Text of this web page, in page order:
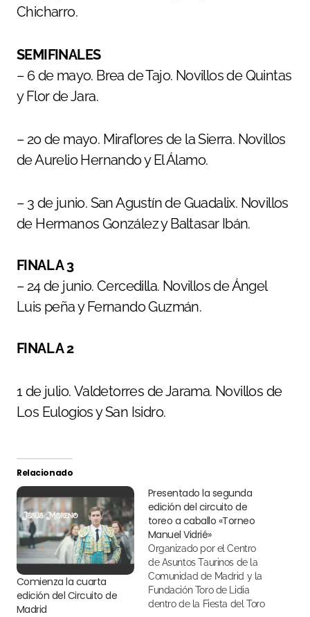
Chicharro.
SEMIFINALES
– 6 de mayo. Brea de Tajo. Novillos de Quintas
y Flor de Jara.
– 20 de mayo. Miraflores de la Sierra. Novillos
de Aurelio Hernando y El Álamo.
– 3 de junio. San Agustín de Guadalix. Novillos
de Hermanos González y Baltasar Ibán.
FINAL A 3
– 24 de junio. Cercedilla. Novillos de Ángel
Luis peña y Fernando Guzmán.
FINAL A 2
1 de julio. Valdetorres de Jarama. Novillos de
Los Eulogios y San Isidro.
Relacionado
Comienza la cuarta
edición del Circuito de
Madrid
Presentado la segunda
edición del circuito de
toreo a caballo «Torneo
Manuel Vidrié»
Organizado por el Centro
de Asuntos Taurinos de la
Comunidad de Madrid y la
Fundación Toro de Lidia
dentro de la Fiesta del Toro